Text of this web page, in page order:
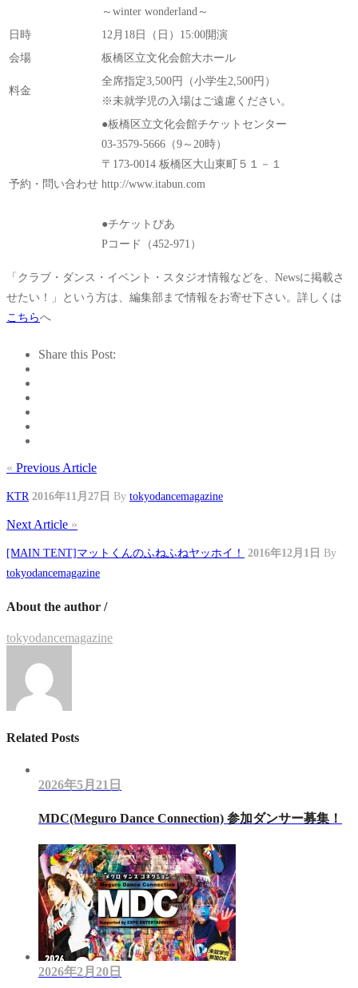
～winter wonderland～
日時
12月18日（日）15:00開演
会場
板橋区立文化会館大ホール
料金
全席指定3,500円（小学生2,500円）
※未就学児の入場はご遠慮ください。
予約・問い合わせ
●板橋区立文化会館チケットセンター
03-3579-5666（9～20時）
〒173-0014 板橋区大山東町５１－１
http://www.itabun.com
●チケットぴあ
Pコード（452-971）
「クラブ・ダンス・イベント・スタジオ情報などを、Newsに掲載さ
せたい！」という方は、編集部まで情報をお寄せ下さい。詳しくは
こちらへ
Share this Post:
« Previous Article
KTR 2016年11月27日 By tokyodancemagazine
Next Article »
[MAIN TENT]マットくんのふねふねヤッホイ！ 2016年12月1日 By
tokyodancemagazine
About the author /
tokyodancemagazine
Related Posts
2026年5月21日
MDC(Meguro Dance Connection) 参加ダンサー募集！
2026年2月20日